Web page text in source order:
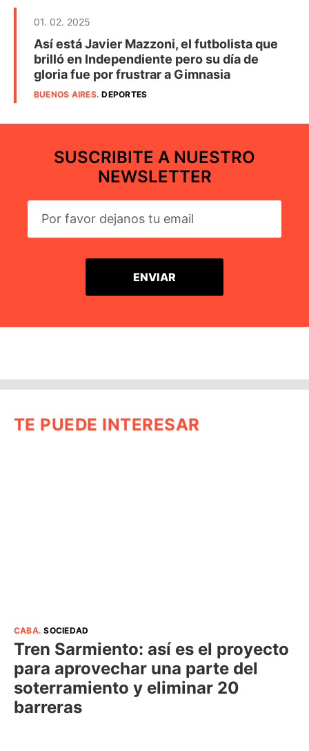
01. 02. 2025
Así está Javier Mazzoni, el futbolista que
brilló en Independiente pero su día de
gloria fue por frustrar a Gimnasia
BUENOS AIRES.DEPORTES
SUSCRIBITE A NUESTRO
NEWSLETTER
TE PUEDE INTERESAR
CABA.SOCIEDAD
Tren Sarmiento: así es el proyecto
para aprovechar una parte del
soterramiento y eliminar 20
barreras